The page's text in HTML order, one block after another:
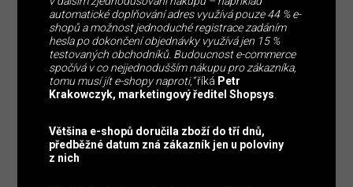
automatické doplňování adres využívá pouze 44 % e-
shopů a možnost jednoduché registrace zadáním
hesla po dokončení objednávky využívá jen 15 %
testovaných obchodníků. Budoucnost e-commerce
spočívá v co nejjednodušším nákupu pro zákazníka,
tomu musí jít e-shopy naproti,”říká Petr
Krakowczyk, marketingový ředitel Shopsys
Většina e-shopů doručila zboží do tří dnů,
předběžné datum zná zákazník jen u poloviny
z nich